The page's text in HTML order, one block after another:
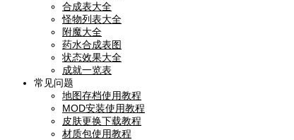
合成表大全
怪物列表大全
附魔大全
药水合成表图
状态效果大全
成就一览表
常见问题
地图存档使用教程
MOD安装使用教程
皮肤更换下载教程
材质包使用教程